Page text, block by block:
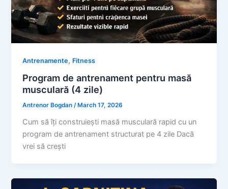
Antrenamente, Fitness
Program de antrenament pentru masă
musculară (4 zile)
Antrenor Bogdan/ March 17, 2026
Cum să îți construiești masă musculară rapid cu un
program de antrenament structurat pe 4 zile Dacă
vrei să crești